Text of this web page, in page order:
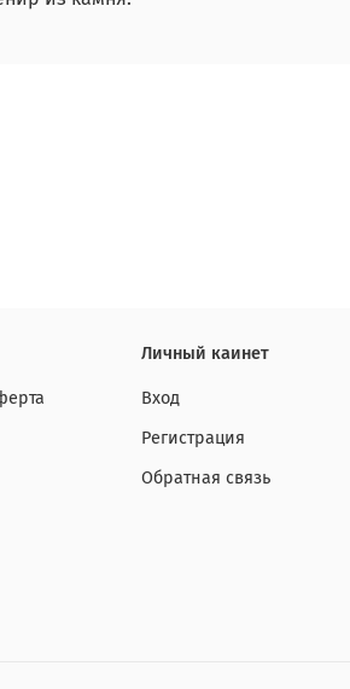
Личный каинет
Вход
Регистрация
Обратная связь